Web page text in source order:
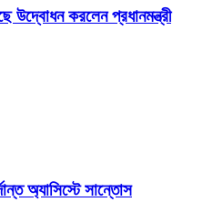
উদ্বোধন করলেন প্রধানমন্ত্রী
অ্যাসিস্টে সান্তোস